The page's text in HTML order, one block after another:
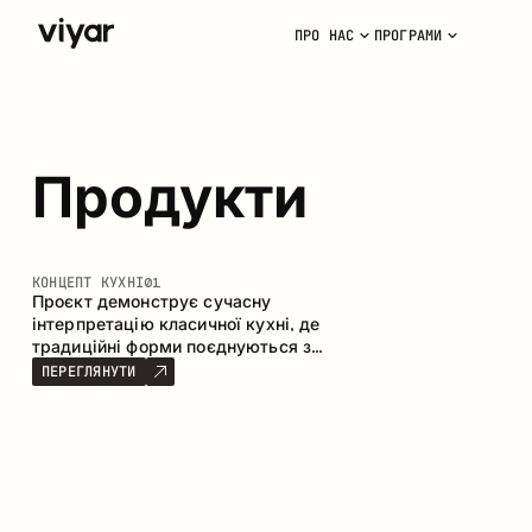
ПРО НАС ПРОГРАМИ
Продукти
КОНЦЕПТ КУХНІ01
Проєкт демонструє сучасну
інтерпретацію класичної кухні, де
традиційні форми поєднуються з
актуальними матеріалами та
стриманою колірною палітрою.
ПЕРЕГЛЯНУТИ